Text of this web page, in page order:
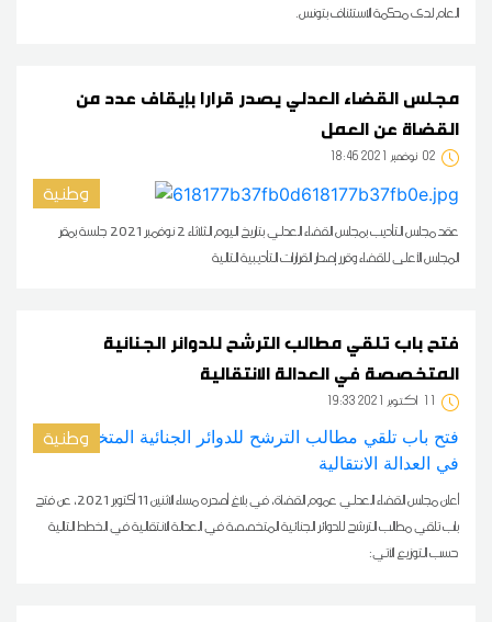
العام لدى محكمة الاستئناف بتونس.
مجلس القضاء العدلي يصدر قرارا بإيقاف عدد من
القضاة عن العمل
02 18:46 2021 نوفمبر
وطنية
عقد مجلس التأديب بمجلس القضاء العدلي بتاريخ اليوم الثلاثاء 2 نوفمبر 2021 جلسة بمقر
المجلس الأعلى للقضاء وقرر إصدار القرارات التأديبية التالية
فتح باب تلقي مطالب الترشح للدوائر الجنائية
المتخصصة في العدالة الانتقالية
11 19:33 2021 أكتوبر
وطنية
أعلن مجلس القضاء العدلي عموم القضاة، في بلاغ أصدره مساء الاثنين 11 أكتوبر 2021، عن فتح
باب تلقي مطالب الترشح للدوائر الجنائية المتخصصة في العدالة الانتقالية في الخطط التالية
حسب التوزيع الآتي: